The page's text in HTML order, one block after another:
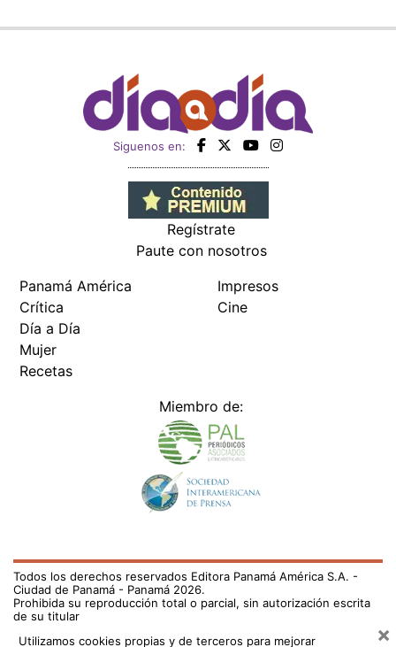
Siguenos en:
Regístrate
Paute con nosotros
Panamá América
Crítica
Día a Día
Mujer
Recetas
Impresos
Cine
Miembro de:
Todos los derechos reservados Editora Panamá América S.A. -
Ciudad de Panamá - Panamá 2026.
Prohibida su reproducción total o parcial, sin autorización escrita
de su titular
Utilizamos cookies propias y de terceros para mejorar
×